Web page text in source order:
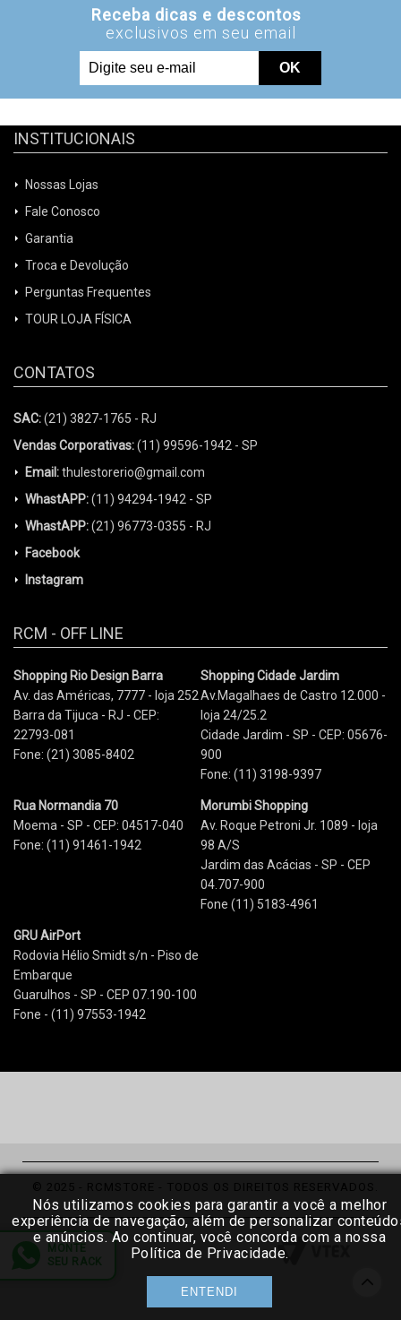
INSTITUCIONAIS
Nossas Lojas
Fale Conosco
Garantia
Troca e Devolução
Perguntas Frequentes
TOUR LOJA FÍSICA
CONTATOS
SAC:(21) 3827-1765 - RJ
Vendas Corporativas:(11) 99596-1942 - SP
Email:thulestorerio@gmail.com
WhastAPP:(11) 94294-1942 - SP
WhastAPP:(21) 96773-0355 - RJ
Facebook
Instagram
RCM - OFF LINE
Shopping Rio Design Barra
Av. das Américas, 7777 - loja 252
Barra da Tijuca - RJ - CEP:
22793-081
Fone: (21) 3085-8402
Shopping Cidade Jardim
Av.Magalhaes de Castro 12.000 -
loja 24/25.2
Cidade Jardim - SP - CEP: 05676-
900
Fone: (11) 3198-9397
Rua Normandia 70
Moema - SP - CEP: 04517-040
Fone: (11) 91461-1942
Morumbi Shopping
Av. Roque Petroni Jr. 1089 - loja
98 A/S
Jardim das Acácias - SP - CEP
04.707-900
Fone (11) 5183-4961
GRU AirPort
Rodovia Hélio Smidt s/n - Piso de
Embarque
Guarulhos - SP - CEP 07.190-100
Fone - (11) 97553-1942
Nós utilizamos cookies para garantir a você a melhor
experiência de navegação, além de personalizar
e anúncios. Ao continuar, você concorda com a nossa
Política de Privacidade.
ENTENDI